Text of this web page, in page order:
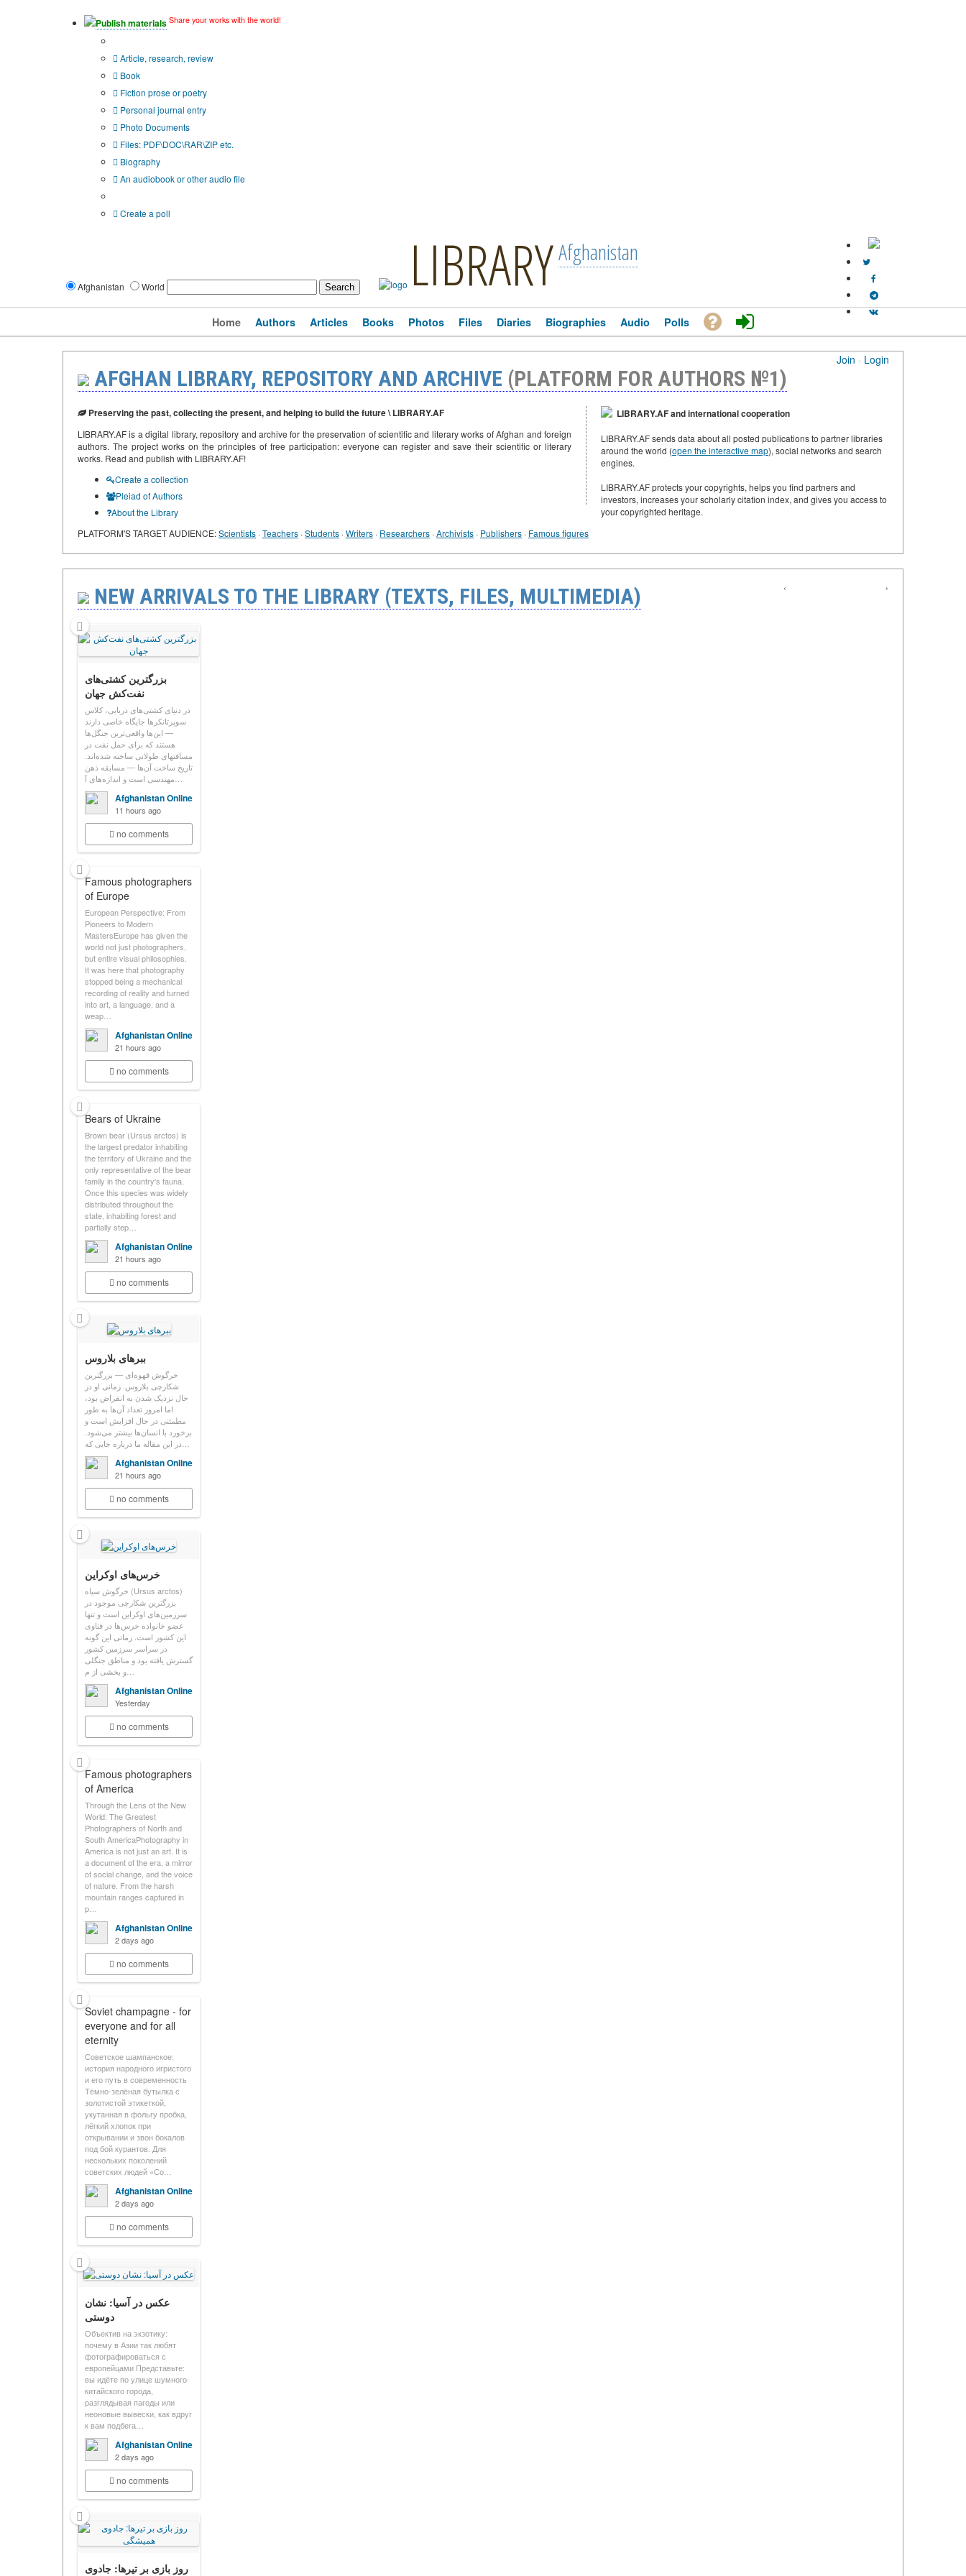
Publish materials Share your works with the world!
Article, research, review
Book
Fiction prose or poetry
Personal journal entry
Photo Documents
Files: PDF\DOC\RAR\ZIP etc.
Biography
An audiobook or other audio file
Create a poll
Afghanistan World LIBRARYAfghanistan
Join · Login
Home Authors Articles Books Photos Files Diaries Biographies Audio Polls
AFGHAN LIBRARY, REPOSITORY AND ARCHIVE (PLATFORM FOR AUTHORS №1)
LIBRARY.AF and international cooperation
LIBRARY.AF sends data about all posted publications to partner libraries
around the world (open the interactive map), social networks and search
engines.
LIBRARY.AF protects your copyrights, helps you find partners and
investors, increases your scholarly citation index, and gives you access to
your copyrighted heritage.
Preserving the past, collecting the present, and helping to build the future \ LIBRARY.AF
LIBRARY.AF is a digital library, repository and archive for the preservation of scientific and literary works of Afghan and foreign
authors. The project works on the principles of free participation: everyone can register and save their scientific or literary
works. Read and publish with LIBRARY.AF!
Create a collection
Pleiad of Authors
About the Library
PLATFORM'S TARGET AUDIENCE:Scientists ·Teachers ·Students ·Writers · Researchers ·Archivists · Publishers · Famous figures
NEW ARRIVALS TO THE LIBRARY (TEXTS, FILES, MULTIMEDIA) ‹ ›
بزرگترین کشتی‌های
نفت‌کش جهان
در دنیای کشتی‌های دریایی، کلاس
سوپرتانکرها جایگاه خاصی دارند
— این‌ها واقعی‌ترین جنگل‌ها
هستند که برای حمل نفت در
مسافتهای طولانی ساخته شده‌اند.
تاریخ ساخت آن‌ها — مسابقه ذهن
مهندسی است و اندازه‌های آ…
Afghanistan Online
11 hours ago
no comments
Famous photographers
of Europe
European Perspective: From
Pioneers to Modern
MastersEurope has given the
world not just photographers,
but entire visual philosophies.
It was here that photography
stopped being a mechanical
recording of reality and turned
into art, a language, and a
weap…
Afghanistan Online
21 hours ago
no comments
Bears of Ukraine
Brown bear (Ursus arctos) is
the largest predator inhabiting
the territory of Ukraine and the
only representative of the bear
family in the country's fauna.
Once this species was widely
distributed throughout the
state, inhabiting forest and
partially step…
Afghanistan Online
21 hours ago
no comments
ببرهای بلاروس
خرگوش قهوه‌ای — بزرگترین
شکارچی بلاروس. زمانی او در
حال نزدیک شدن به انقراض بود،
اما امروز تعداد آن‌ها به طور
مطمئنی در حال افزایش است و
برخورد با انسان‌ها بیشتر می‌شود.
در این مقاله ما درباره جایی که…
Afghanistan Online
21 hours ago
no comments
خرس‌های اوکراین
خرگوش سياه (Ursus arctos)
بزرگترین شکارچی موجود در
سرزمین‌های اوکراین است و تنها
عضو خانواده خرس‌ها در فناوی
این کشور است. زمانی این گونه
در سراسر سرزمین کشور
گسترش یافته بود و مناطق جنگلی
و بخشی از م…
Afghanistan Online
Yesterday
no comments
Famous photographers
of America
Through the Lens of the New
World: The Greatest
Photographers of North and
South AmericaPhotography in
America is not just an art. It is
a document of the era, a mirror
of social change, and the voice
of nature. From the harsh
mountain ranges captured in
p…
Afghanistan Online
2 days ago
no comments
Soviet champagne - for
everyone and for all
eternity
Советское шампанское:
история народного игристого
и его путь в современность
Тёмно-зелёная бутылка с
золотистой этикеткой,
укутанная в фольгу пробка,
лёгкий хлопок при
открывании и звон бокалов
под бой курантов. Для
нескольких поколений
советских людей «Со…
Afghanistan Online
2 days ago
no comments
عکس در آسیا: نشان
دوستی
Объектив на экзотику:
почему в Азии так любят
фотографироваться с
европейцами Представьте:
вы идёте по улице шумного
китайского города,
разглядывая пагоды или
неоновые вывески, как вдруг
к вам подбега…
Afghanistan Online
2 days ago
no comments
روز بازی بر تیرها: جادوی